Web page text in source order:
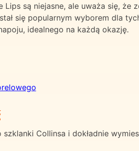
są niejasne, ale uważa się, że
się popularnym wyborem dla
idealnego na każdą okazję.
Collinsa i dokładnie